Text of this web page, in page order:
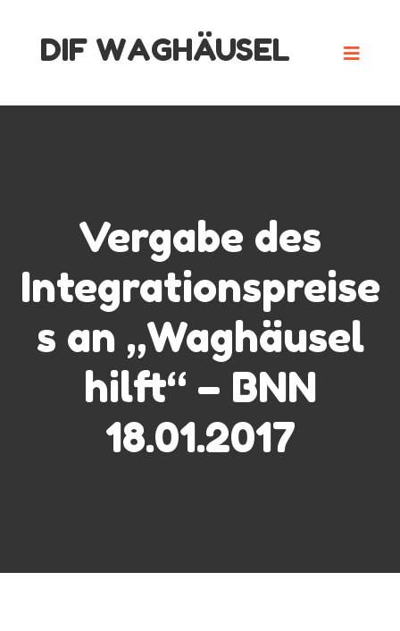
DIF WAGHÄUSEL
Vergabe des
Integrationspreise
s an „Waghäusel
hilft“ – BNN
18.01.2017